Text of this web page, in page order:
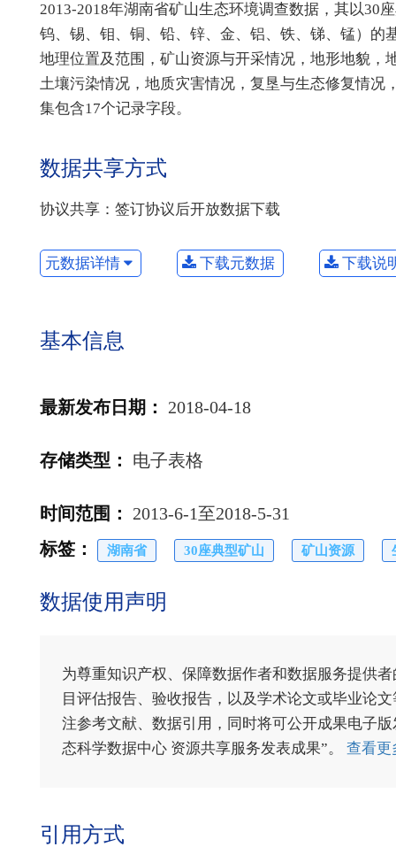
2013-2018年湖南省矿山生态环境调查数据，其以30
钨、锡、钼、铜、铅、锌、金、铝、铁、锑、锰）
地理位置及范围，矿山资源与开采情况，地形地貌
土壤污染情况，地质灾害情况，复垦与生态修复情
集包含17个记录字段。
数据共享方式
协议共享：签订协议后开放数据下载
元数据详情 下载元数据 下载说
基本信息
最新发布日期 ： 2018-04-18
存储类型 ： 电子表格
时间范围 ：
2013-6-1至2018-5-31
标签 ： 湖南省 30座典型矿山 矿山资源
数据使用声明
为尊重知识产权、保障数据作者和数据服务提供
目评估报告、验收报告，以及学术论文或毕业论
注参考文献、数据引用，同时将可公开成果电子
态科学数据中心 资源共享服务发表成果”。 查看
引用方式